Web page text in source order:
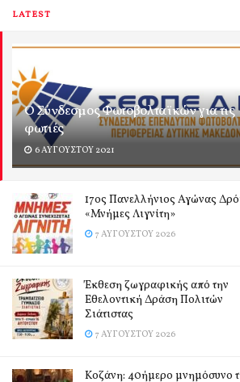
LATEST
Ο Σύνδεσμος Φωτοβολταϊκών για τις
φωτιές
6 ΑΥΓΟΎΣΤΟΥ 2021
17ος Πανελλήνιος Αγώνας
«Μνήμες Λιγνίτη»
7 ΑΥΓΟΎΣΤΟΥ 2026
Έκθεση ζωγραφικής από την
Εθελοντική Δράση Πολιτών
Σιάτιστας
7 ΑΥΓΟΎΣΤΟΥ 2026
Kοζάνη: 40ήμερο μνημόσυνο